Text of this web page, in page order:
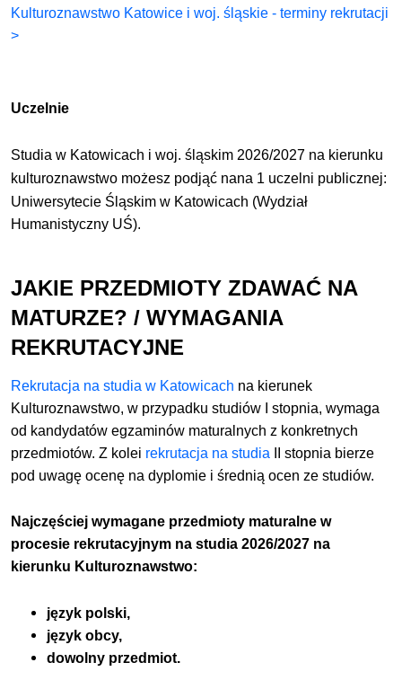
Kulturoznawstwo Katowice i woj. śląskie - terminy rekrutacji
>
Uczelnie
Studia w Katowicach i woj. śląskim 2026/2027 na kierunku
kulturoznawstwo możesz podjąć nana 1 uczelni publicznej:
Uniwersytecie Śląskim w Katowicach (Wydział
Humanistyczny UŚ).
JAKIE PRZEDMIOTY ZDAWAĆ NA
MATURZE? / WYMAGANIA
REKRUTACYJNE
Rekrutacja na studia w Katowicach na kierunek
Kulturoznawstwo, w przypadku studiów I stopnia, wymaga
od kandydatów egzaminów maturalnych z konkretnych
przedmiotów. Z kolei rekrutacja na studia
II stopnia bierze
pod uwagę ocenę na dyplomie i średnią ocen ze studiów.
Najczęściej wymagane przedmioty maturalne w
procesie rekrutacyjnym na studia 2026/2027 na
kierunku Kulturoznawstwo:
język polski,
język obcy,
dowolny przedmiot.